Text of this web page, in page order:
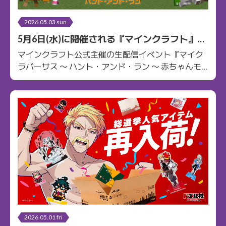
2026.05.03 sun
5月6日(水)に開催される『マインクラフト』公
式イベント『マイクラバーサス 〜 ハント・ア
ンド・ラン』に、ドズル社メンバーの参加が決
定！
マインクラフト公式主催の生配信イベント『マイク
ラバーサス 〜 ハント・アンド・ラン 〜 赤ちゃんモ…
2026.05.01 fri